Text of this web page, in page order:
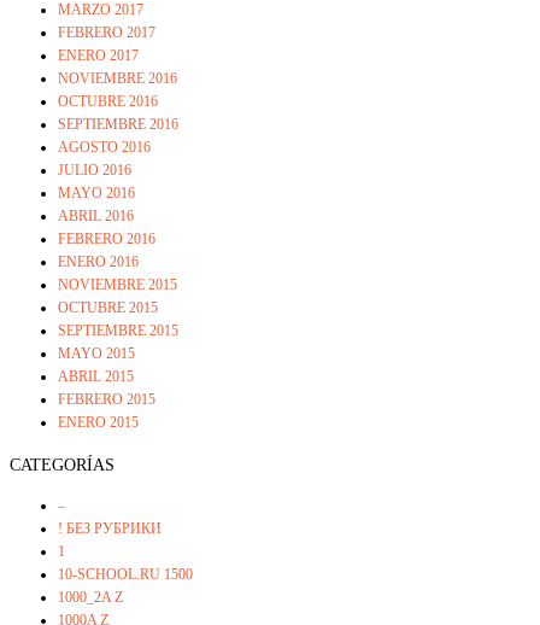
MARZO 2017
FEBRERO 2017
ENERO 2017
NOVIEMBRE 2016
OCTUBRE 2016
SEPTIEMBRE 2016
AGOSTO 2016
JULIO 2016
MAYO 2016
ABRIL 2016
FEBRERO 2016
ENERO 2016
NOVIEMBRE 2015
OCTUBRE 2015
SEPTIEMBRE 2015
MAYO 2015
ABRIL 2015
FEBRERO 2015
ENERO 2015
CATEGORÍAS
–
! БЕЗ РУБРИКИ
1
10-SCHOOL.RU 1500
1000_2A Z
1000A Z